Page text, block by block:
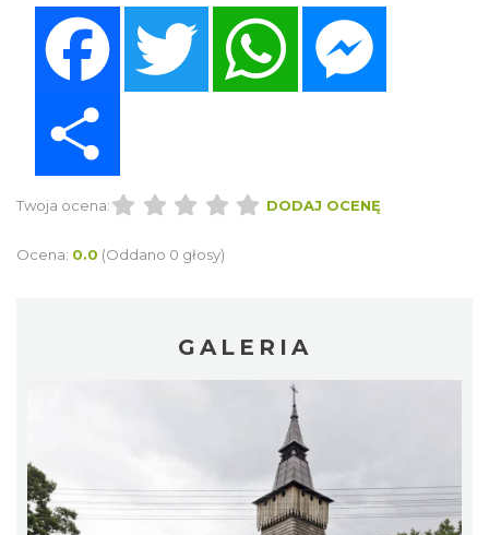
Twitter WhatsApp
Twoja ocena: DODAJ OCENĘ
Ocena: 0.0 (Oddano 0 głosy)
GALERIA